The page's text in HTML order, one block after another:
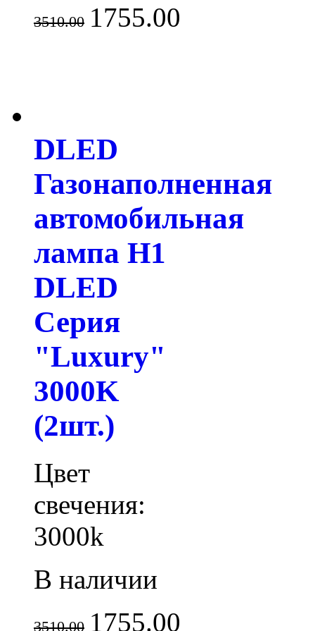
3510.00 1755.00
DLED
Газонаполненная
автомобильная
лампа H1
DLED
Серия
"Luxury"
3000K
(2шт.)
Цвет
свечения:
3000k
В наличии
3510.00 1755.00